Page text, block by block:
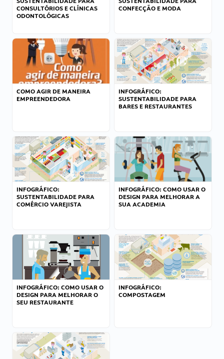
CONSULTÓRIOS E CLÍNICAS
ODONTOLÓGICAS
CONFECÇÃO E MODA
COMO AGIR DE MANEIRA
EMPREENDEDORA
INFOGRÁFICO:
SUSTENTABILIDADE PARA
BARES E RESTAURANTES
INFOGRÁFICO:
SUSTENTABILIDADE PARA
COMÉRCIO VAREJISTA
INFOGRÁFICO: COMO USAR O
DESIGN PARA MELHORAR A
SUA ACADEMIA
INFOGRÁFICO: COMO USAR O
DESIGN PARA MELHORAR O
SEU RESTAURANTE
INFOGRÁFICO:
COMPOSTAGEM